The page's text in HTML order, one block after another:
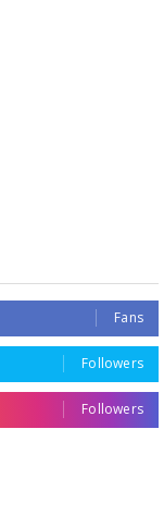
Fans
Followers
Followers